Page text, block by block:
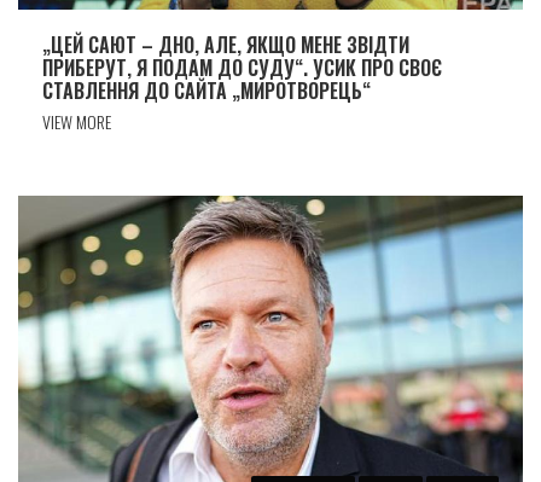
„ЦЕЙ САЮТ – ДНО, АЛЕ, ЯКЩО МЕНЕ ЗВIДТИ
ПРИБЕРУТ, Я ПОДАМ ДО СУДУ“. УСИК ПРО СВОЄ
СТАВЛЕННЯ ДО САЙТА „МИРОТВОРЕЦЬ“
VIEW MORE